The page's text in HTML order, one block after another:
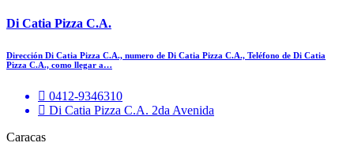
Di Catia Pizza C.A.
Dirección Di Catia Pizza C.A., numero de Di Catia Pizza C.A., Teléfono de Di Catia
Pizza C.A., como llegar a…
0412-9346310
Di Catia Pizza C.A. 2da Avenida
Caracas